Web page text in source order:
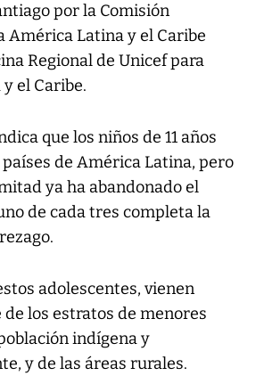
por la Comisión
América Latina y el Caribe
Regional de Unicef para
el Caribe.
que los niños de 11 años
de América Latina, pero
ya ha abandonado el
de cada tres completa la
adolescentes, vienen
los estratos de menores
indígena y
y de las áreas rurales.